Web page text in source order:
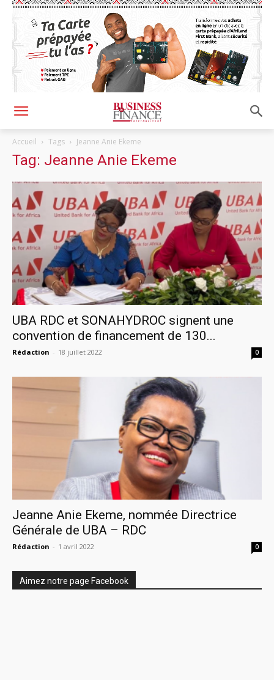
Accueil Tags Jeanne Anie Ekeme
Tag: Jeanne Anie Ekeme
UBA RDC et SONAHYDROC signent une
convention de financement de 130...
Rédaction - 18 juillet 2022 0
Jeanne Anie Ekeme, nommée Directrice
Générale de UBA – RDC
Rédaction - 1 avril 2022 0
Aimez notre page Facebook